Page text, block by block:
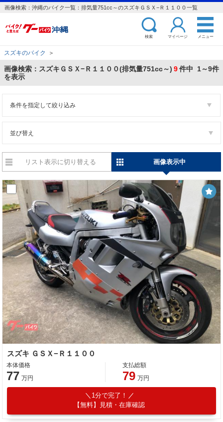
画像検索：沖縄のバイク一覧：排気量751cc～のスズキＧＳＸ−Ｒ１１００一覧
検索 マイページ メニュー
スズキのバイク ＞
画像検索：スズキＧＳＸ−Ｒ１１００(排気量751cc～) 9件中 1～9件
を表示
条件を指定して絞り込み
並び替え
リスト表示に切り替える 画像表示中
スズキ ＧＳＸ−Ｒ１１００
本体価格
77 万円
支払総額
79 万円
1分で完了！
【無料】見積・在庫確認